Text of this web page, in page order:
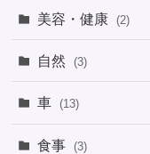
(1)
(4)
美容・健康 (2)
(1)
自然 (3)
車 (13)
食事 (3)